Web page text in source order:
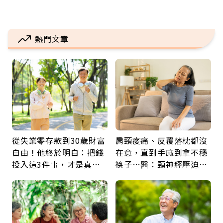
熱門文章
從失業零存款到30歲財富
自由！他終於明白：把錢
投入這3件事，才是真正
肩頸痠痛、反覆落枕都沒
在意，直到手麻到拿不穩
筷子…醫：頸神經壓迫上
鍵